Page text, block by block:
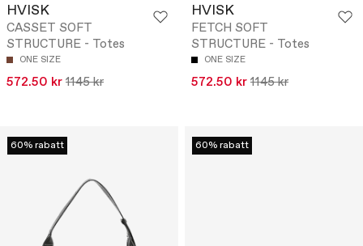
HVISK
CASSET SOFT
STRUCTURE - Totes
ONE SIZE
572.50 kr 1145 kr
HVISK
FETCH SOFT
STRUCTURE - Totes
ONE SIZE
572.50 kr 1145 kr
60% rabatt 60% rabatt